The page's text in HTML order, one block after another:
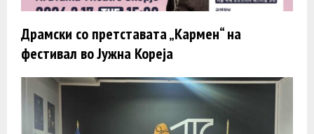
Драмски со претставата „Кармен“ на
фестивал во Јужна Кореја